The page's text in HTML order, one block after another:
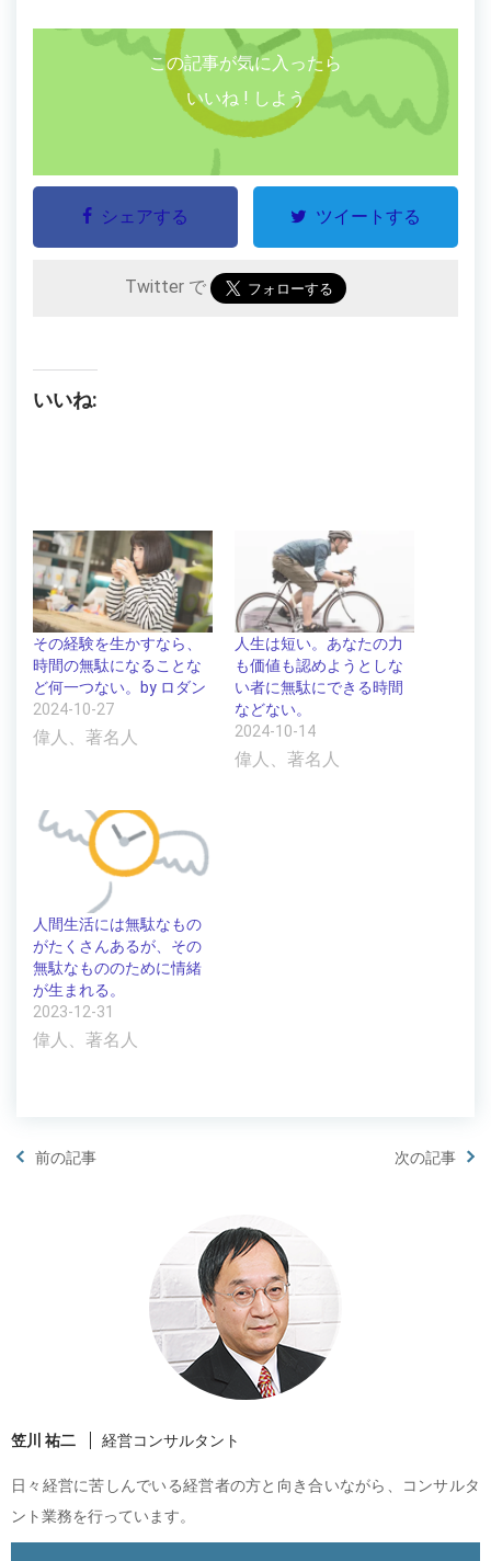
この記事が気に入ったら
いいね ! しよう
シェアする ツイートする
Twitter で
いいね:
その経験を生かすなら、
時間の無駄になることな
ど何一つない。by ロダン
2024-10-27
偉人、著名人
人生は短い。あなたの力
も価値も認めようとしな
い者に無駄にできる時間
などない。
2024-10-14
偉人、著名人
人間生活には無駄なもの
がたくさんあるが、その
無駄なもののために情緒
が生まれる。
2023-12-31
偉人、著名人
前の記事 次の記事
笠川 祐二 経営コンサルタント
日々経営に苦しんでいる経営者の方と向き合いながら、コンサルタ
ント業務を行っています。